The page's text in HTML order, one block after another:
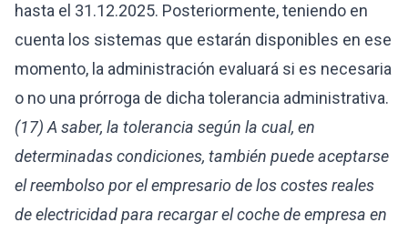
hasta el 31.12.2025. Posteriormente, teniendo en
cuenta los sistemas que estarán disponibles en ese
momento, la administración evaluará si es necesaria
o no una prórroga de dicha tolerancia administrativa.
(17) A saber, la tolerancia según la cual, en
determinadas condiciones, también puede aceptarse
el reembolso por el empresario de los costes reales
de electricidad para recargar el coche de empresa en